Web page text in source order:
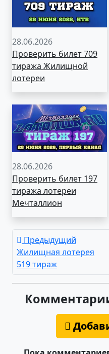
28.06.2026
Проверить билет 709
тиража Жилищной
лотереи
28.06.2026
Проверить билет 197
тиража лотереи
Мечталлион
Предыдущий
Жилищная лотерея
519 тираж